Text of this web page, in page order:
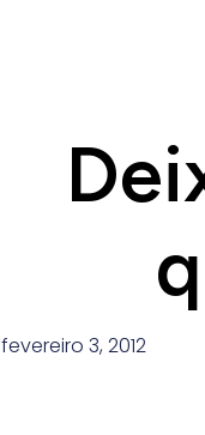
fevereiro 3, 2012